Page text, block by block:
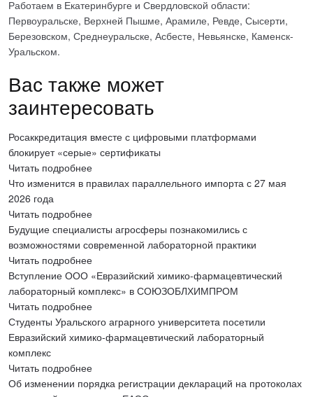
Работаем в Екатеринбурге и Свердловской области:
Первоуральске, Верхней Пышме, Арамиле, Ревде, Сысерти,
Березовском, Среднеуральске, Асбесте, Невьянске, Каменск-
Уральском.
Вас также может
заинтересовать
Росаккредитация вместе с цифровыми платформами
блокирует «серые» сертификаты
Читать подробнее
Что изменится в правилах параллельного импорта с 27 мая
2026 года
Читать подробнее
Будущие специалисты агросферы познакомились с
возможностями современной лабораторной практики
Читать подробнее
Вступление ООО «Евразийский химико-фармацевтический
лабораторный комплекс» в СОЮЗОБЛХИМПРОМ
Читать подробнее
Студенты Уральского аграрного университета посетили
Евразийский химико-фармацевтический лабораторный
комплекс
Читать подробнее
Об изменении порядка регистрации деклараций на протоколах